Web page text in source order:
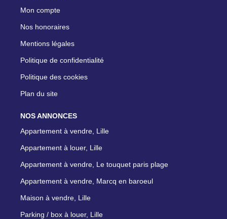
Mon compte
Nos honoraires
Mentions légales
Politique de confidentialité
Politique des cookies
Plan du site
NOS ANNONCES
Appartement à vendre, Lille
Appartement à louer, Lille
Appartement à vendre, Le touquet paris plage
Appartement à vendre, Marcq en baroeul
Maison à vendre, Lille
Parking / box à louer, Lille